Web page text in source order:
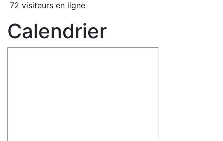
72 visiteurs en ligne
Calendrier